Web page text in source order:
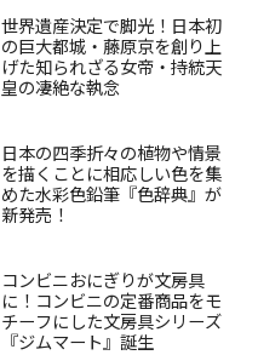
世界遺産決定で脚光！日本初
の巨大都城・藤原京を創り上
げた知られざる女帝・持統天
皇の凄絶な執念
日本の四季折々の植物や情景
を描くことに相応しい色を集
めた水彩色鉛筆『色辞典』が
新発売！
コンビニおにぎりが文房具
に！コンビニの定番商品をモ
チーフにした文房具シリーズ
『ジムマート』誕生